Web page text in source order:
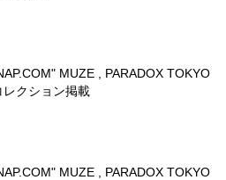
MUZE , PARADOX TOKYO
レクション掲載
MUZE , PARADOX TOKYO